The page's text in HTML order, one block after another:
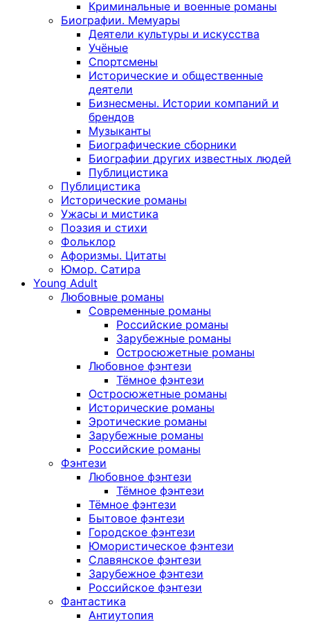
Криминальные и военные романы
Биографии. Мемуары
Деятели культуры и искусства
Учёные
Спортсмены
Исторические и общественные
деятели
Бизнесмены. Истории компаний и
брендов
Музыканты
Биографические сборники
Биографии других известных людей
Публицистика
Публицистика
Исторические романы
Ужасы и мистика
Поэзия и стихи
Фольклор
Афоризмы. Цитаты
Юмор. Сатира
Young Adult
Любовные романы
Современные романы
Российские романы
Зарубежные романы
Остросюжетные романы
Любовное фэнтези
Тёмное фэнтези
Остросюжетные романы
Исторические романы
Эротические романы
Зарубежные романы
Российские романы
Фэнтези
Любовное фэнтези
Тёмное фэнтези
Тёмное фэнтези
Бытовое фэнтези
Городское фэнтези
Юмористическое фэнтези
Славянское фэнтези
Зарубежное фэнтези
Российское фэнтези
Фантастика
Антиутопия